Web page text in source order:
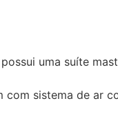
uma suíte
com sistema de ar